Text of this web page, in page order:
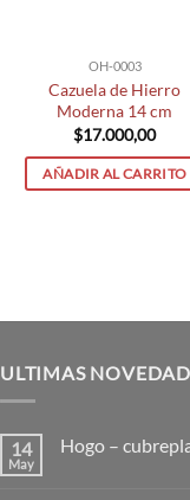
OH-0003
Cazuela de Hierro
Moderna 14 cm
$17.000,00
AÑADIR AL CARRITO
ULTIMAS
14
May
Hogo –